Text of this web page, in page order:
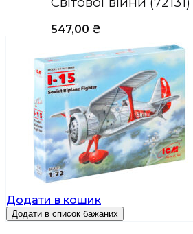
547,00 ₴
Додати в кошик
Додати в список бажаних